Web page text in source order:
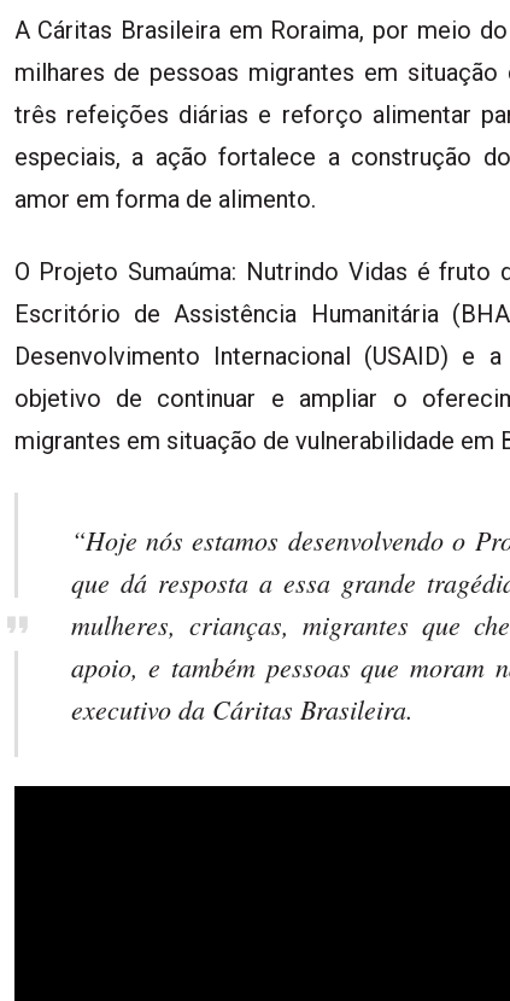
A Cáritas Brasileira em Roraima, por meio
milhares de pessoas migrantes em
três refeições diárias e reforço alimentar
especiais, a ação fortalece a construção
amor em forma de alimento.
O Projeto Sumaúma: Nutrindo Vidas é fruto
Escritório de Assistência Humanitária
Desenvolvimento Internacional (USAID) e
objetivo de continuar e ampliar o
migrantes em situação de vulnerabilidade em
“Hoje nós estamos desenvolvendo o
que dá resposta a essa grande
mulheres, crianças, migrantes que
apoio, e também pessoas que
executivo da Cáritas Brasileira.